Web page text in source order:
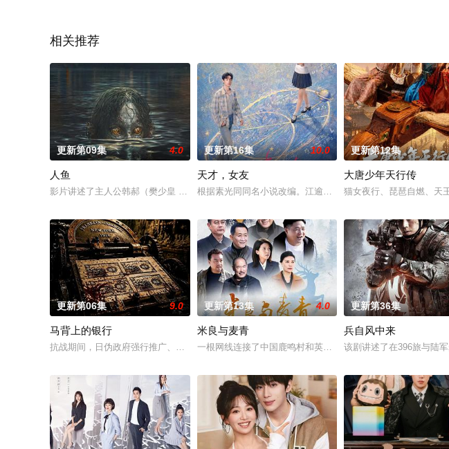
相关推荐
更新第09集 4.0
人鱼
影片讲述了主人公韩郝（樊少皇 饰）为了营救意外被困秘密实验室的儿子，勇往直前与不明生物“人
更新第16集 10.0
天才，女友
根据素光同同名小说改编。江逾白长大以后，林知夏忽然对他
更新第12集
大唐少年天行传
猫女夜行、琵琶自燃、天
更新第06集 9.0
马背上的银行
抗战期间，日伪政府强行推广、使用由“中国准备银行”发行的伪钞货币。根据党中央指示，高景波、
更新第13集 4.0
米良与麦青
一根网线连接了中国鹿鸣村和英国牛津，麦香通过视频向米良
更新第36集
兵自风中来
该剧讲述了在396旅与陆